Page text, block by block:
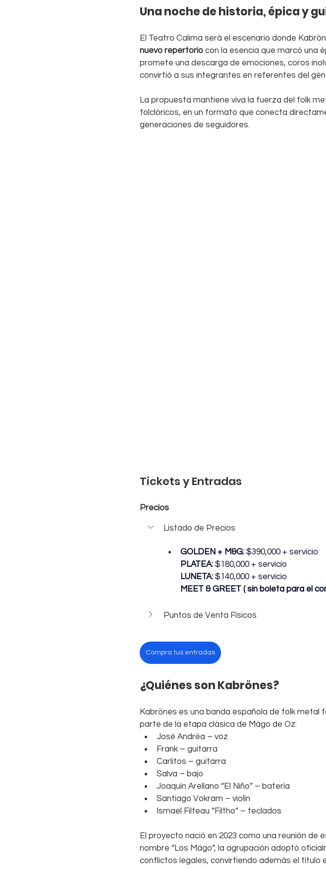
Una noche de historia, épica y
El Teatro Calima será el escenario donde
nuevo repertorio con la esencia que marcó una
promete una descarga de emociones, coros
convirtió a sus integrantes en referentes del
La propuesta mantiene viva la fuerza del folk
folclóricos, en un formato que conecta
generaciones de seguidores.
Tickets y Entradas
Precios
Listado de Precios
GOLDEN + M&G: $390,000 + servicio
PLATEA: $180,000 + servicio
LUNETA: $140,000 + servicio
MEET & GREET ( sin boleta para el
Puntos de Venta Físicos
Compra tus entradas
¿Quiénes son Kabrönes?
Kabrönes es una banda española de folk metal
parte de la etapa clásica de Mägo de Oz:
José Andrëa – voz
Frank – guitarra
Carlitos – guitarra
Salva – bajo
Joaquín Arellano “El Niño” – batería
Santiago Vokram – violín
Ismael Filteau “Filtho” – teclados
El proyecto nació en 2023 como una reunión de
nombre “Los Mägo”, la agrupación adoptó
conflictos legales, convirtiendo además el título